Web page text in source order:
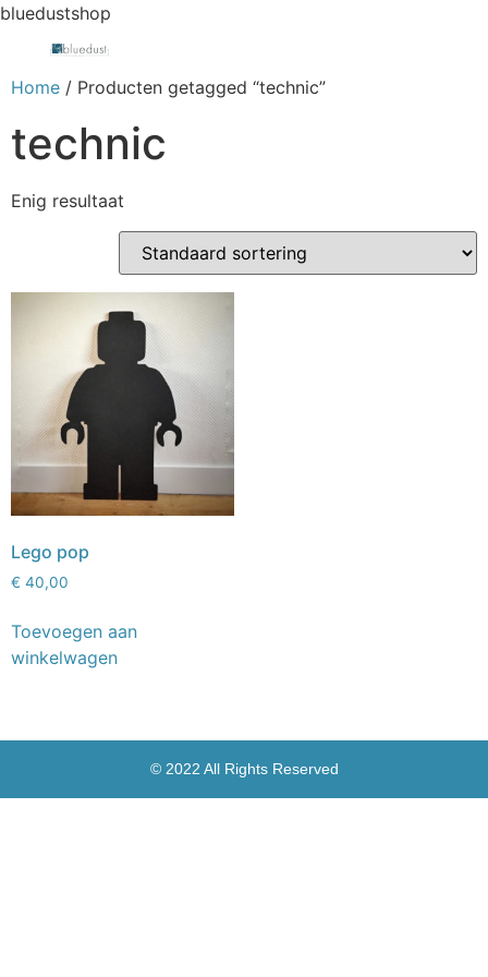
bluedustshop
Home / Producten getagged “technic”
technic
Enig resultaat
Lego pop
€ 40,00
Toevoegen aan
winkelwagen
© 2022 All Rights Reserved